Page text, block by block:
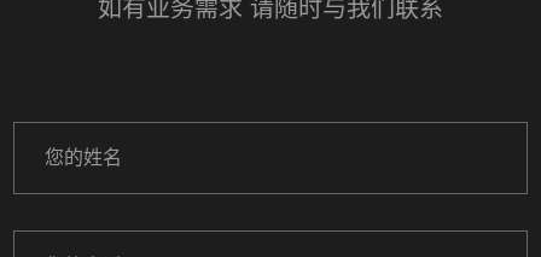
如有业务需求 请随时与我们联系